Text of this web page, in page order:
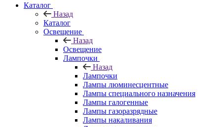
Каталог
Назад
Каталог
Освещение
Назад
Освещение
Лампочки
Назад
Лампочки
Лампы люминесцентные
Лампы специального назначения
Лампы галогенные
Лампы газоразрядные
Лампы накаливания